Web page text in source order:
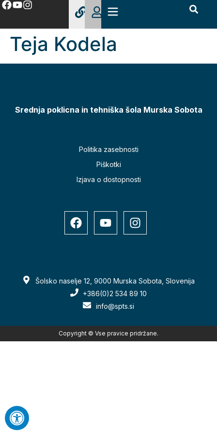
Teja Kodela
Srednja poklicna in tehniška šola Murska Sobota
Politika zasebnosti
Piškotki
Izjava o dostopnosti
Šolsko naselje 12, 9000 Murska Sobota, Slovenija
+386(0)2 534 89 10
info@spts.si
Copyright © Vse pravice pridržane.